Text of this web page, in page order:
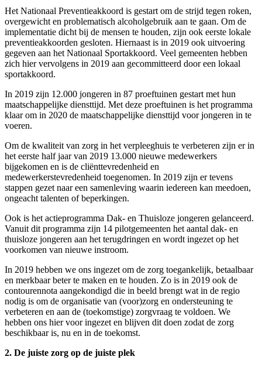
Het Nationaal Preventieakkoord is gestart om de strijd tegen roken,
overgewicht en problematisch alcoholgebruik aan te gaan. Om de
implementatie dicht bij de mensen te houden, zijn ook eerste lokale
preventieakkoorden gesloten. Hiernaast is in 2019 ook uitvoering
gegeven aan het Nationaal Sportakkoord. Veel gemeenten hebben
zich hier vervolgens in 2019 aan gecommitteerd door een lokaal
sportakkoord.
In 2019 zijn 12.000 jongeren in 87 proeftuinen gestart met hun
maatschappelijke diensttijd. Met deze proeftuinen is het programma
klaar om in 2020 de maatschappelijke diensttijd voor jongeren in te
voeren.
Om de kwaliteit van zorg in het verpleeghuis te verbeteren zijn er in
het eerste half jaar van 2019 13.000 nieuwe medewerkers
bijgekomen en is de cliënttevredenheid en
medewerkerstevredenheid toegenomen. In 2019 zijn er tevens
stappen gezet naar een samenleving waarin iedereen kan meedoen,
ongeacht talenten of beperkingen.
Ook is het actieprogramma Dak- en Thuisloze jongeren gelanceerd.
Vanuit dit programma zijn 14 pilotgemeenten het aantal dak- en
thuisloze jongeren aan het terugdringen en wordt ingezet op het
voorkomen van nieuwe instroom.
In 2019 hebben we ons ingezet om de zorg toegankelijk, betaalbaar
en merkbaar beter te maken en te houden. Zo is in 2019 ook de
contourennota aangekondigd die in beeld brengt wat in de regio
nodig is om de organisatie van (voor)zorg en ondersteuning te
verbeteren en aan de (toekomstige) zorgvraag te voldoen. We
hebben ons hier voor ingezet en blijven dit doen zodat de zorg
beschikbaar is, nu en in de toekomst.
2. De juiste zorg op de juiste plek